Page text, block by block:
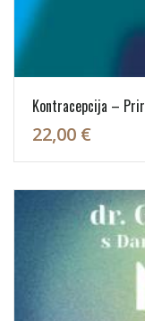
Kontracepcija –
22,00 €